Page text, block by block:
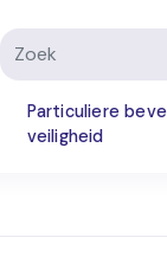
Particuliere
veiligheid